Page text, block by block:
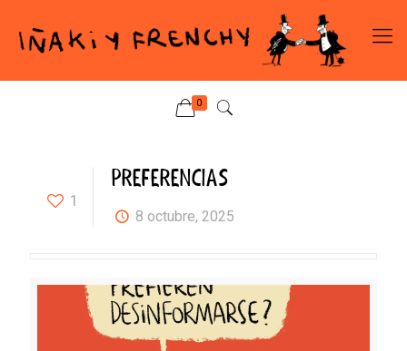
0
1
PREFERENCIAS
8 octubre, 2025